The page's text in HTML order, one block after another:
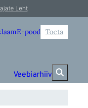
Leht
E-pood Toeta
Veebiarhiiv